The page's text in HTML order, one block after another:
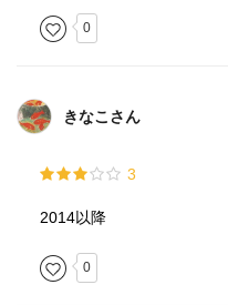
0
きなこさん
3
2014以降
0